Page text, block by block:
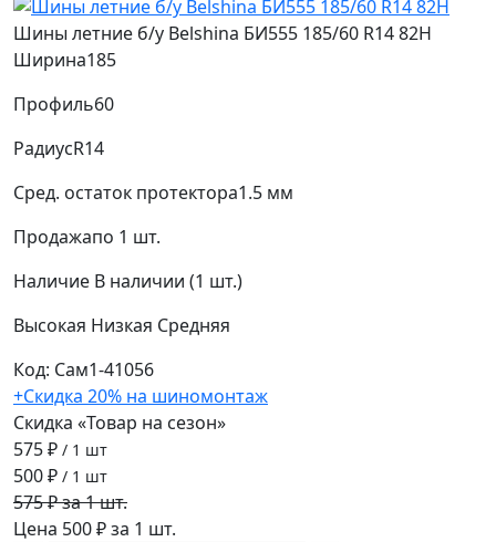
Шины летние б/у Belshina БИ555 185/60 R14 82H
Ширина185
Профиль60
РадиусR14
Сред. остаток протектора1.5 мм
Продажапо 1 шт.
Наличие В наличии (1 шт.)
Высокая Низкая Средняя
Код: Сам1-41056
+Скидка 20% на шиномонтаж
Скидка «Товар на сезон»
575 ₽ / 1 шт
500 ₽ / 1 шт
575 ₽ за 1 шт.
Цена 500 ₽ за 1 шт.